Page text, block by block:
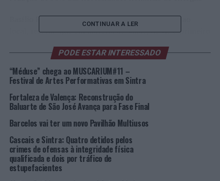
Basílio Horta, presidente da autarquia, em visita ao
local, referiu “que em matéria de saúde, desde o primeiro
essencial para garantir o mínimo de dignidade no acesso
à saúde dos nossos munícipes”, salientando que “a
aposta da autarquia está centrada no desenvolvimento
investimento que a Câmara está a fazer na construção
do Novo Hospital de Sintra, superior a 45 milhões de
euros.”
De recordar que a Câmara Municipal de Sintra
inaugurou, recentemente, o Centro de Saúde de Belas, o
sexto construído pela autarquia de Sintra, depois de
CONTINUAR A LER
PODE ESTAR INTERESSADO
“Méduse” chega ao MUSCARIUM#11 –
Festival de Artes Performativas em Sintra
Fortaleza de Valença: Reconstrução do
Baluarte de São José Avança para Fase Final
Barcelos vai ter um novo Pavilhão Multiusos
Cascais e Sintra: Quatro detidos pelos
crimes de ofensas à integridade física
qualificada e dois por tráfico de
estupefacientes